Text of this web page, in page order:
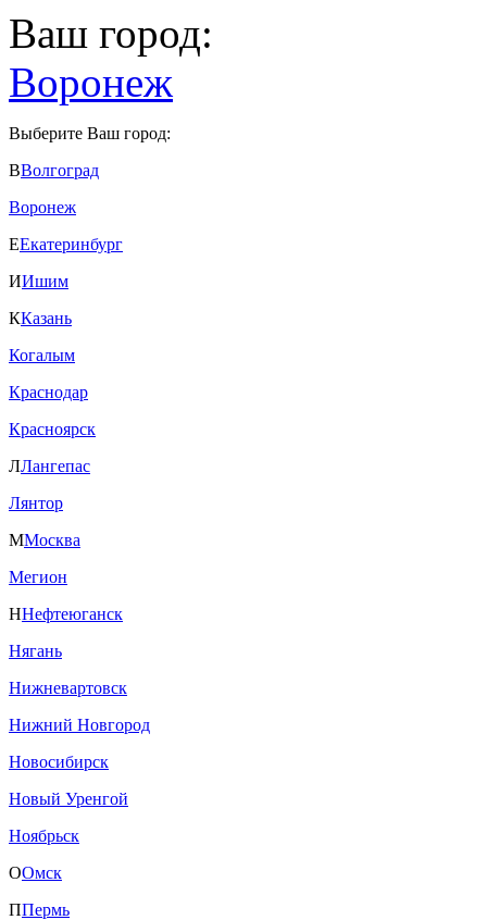
Ваш город:
Воронеж
Выберите Ваш город:
ВВолгоград
Воронеж
ЕЕкатеринбург
ИИшим
ККазань
Когалым
Краснодар
Красноярск
ЛЛангепас
Лянтор
ММосква
Мегион
ННефтеюганск
Нягань
Нижневартовск
Нижний Новгород
Новосибирск
Новый Уренгой
Ноябрьск
ООмск
ППермь